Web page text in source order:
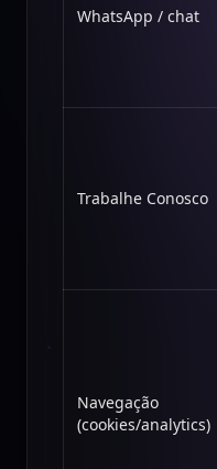
WhatsApp / chat
Trabalhe Conosco
Navegação
(cookies/analytics)